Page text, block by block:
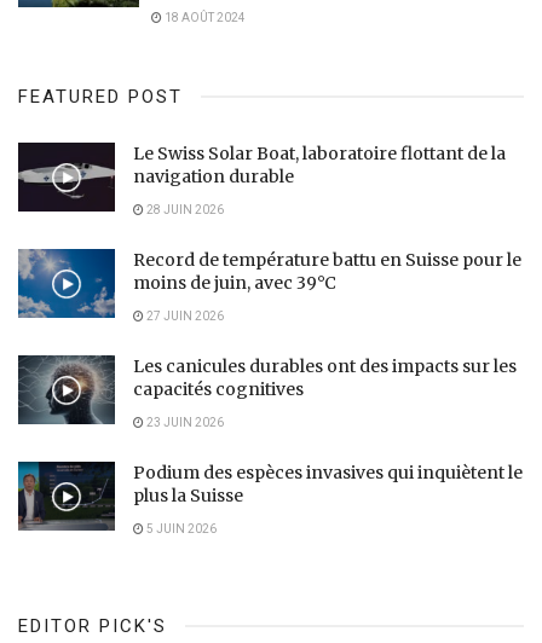
18 AOÛT 2024
FEATURED POST
Le Swiss Solar Boat, laboratoire flottant de la
navigation durable
28 JUIN 2026
Record de température battu en Suisse pour le
moins de juin, avec 39°C
27 JUIN 2026
Les canicules durables ont des impacts sur les
capacités cognitives
23 JUIN 2026
Podium des espèces invasives qui inquiètent le
plus la Suisse
5 JUIN 2026
EDITOR PICK'S